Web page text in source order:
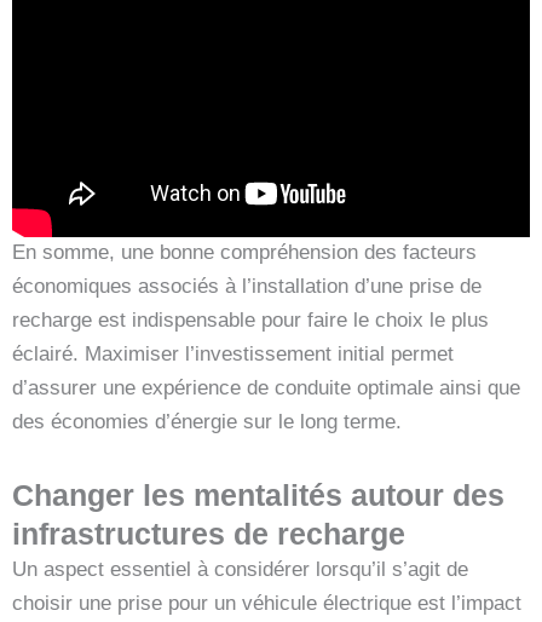
En somme, une bonne compréhension des facteurs
économiques associés à l’installation d’une prise de
recharge est indispensable pour faire le choix le plus
éclairé. Maximiser l’investissement initial permet
d’assurer une expérience de conduite optimale ainsi que
des économies d’énergie sur le long terme.
Changer les mentalités autour des
infrastructures de recharge
Un aspect essentiel à considérer lorsqu’il s’agit de
choisir une prise pour un véhicule électrique est l’impact